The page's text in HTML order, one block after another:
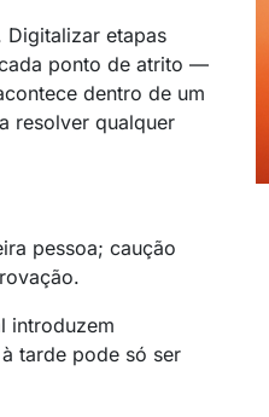
etapas
ponto de atrito —
dentro de um
resolver qualquer
pessoa; caução
introduzem
tarde pode só ser